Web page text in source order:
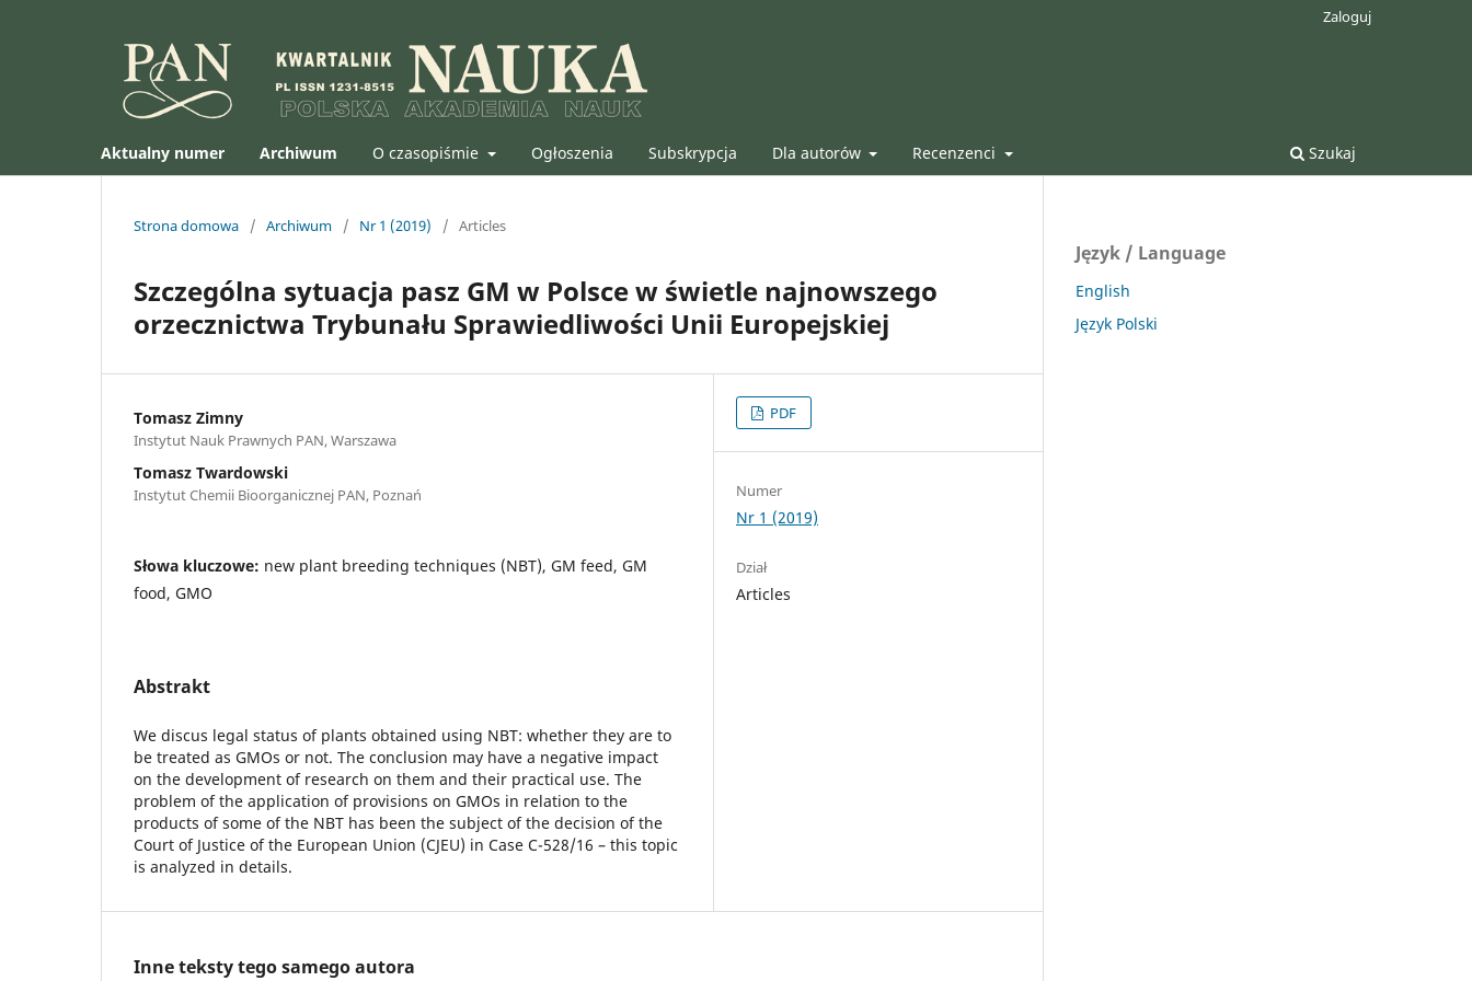
Aktualny numer Archiwum O czasopiśmie Ogłoszenia Subskrypcja Dla autorów Recenzenci Szukaj
Zaloguj
Strona domowa / Archiwum / Nr 1 (2019) / Articles
Szczególna sytuacja pasz GM w Polsce w świetle najnowszego
orzecznictwa Trybunału Sprawiedliwości Unii Europejskiej
Tomasz Zimny
Instytut Nauk Prawnych PAN, Warszawa
Tomasz Twardowski
Instytut Chemii Bioorganicznej PAN, Poznań
Słowa kluczowe: new plant breeding techniques (NBT), GM feed, GM
food, GMO
Abstrakt
We discus legal status of plants obtained using NBT: whether they are to
be treated as GMOs or not. The conclusion may have a negative impact
on the development of research on them and their practical use. The
problem of the application of provisions on GMOs in relation to the
products of some of the NBT has been the subject of the decision of the
Court of Justice of the European Union (CJEU) in Case C-528/16 – this topic
is analyzed in details.
PDF
Numer
Nr 1 (2019)
Dział
Articles
Inne teksty tego samego autora
Język / Language
English
Język Polski